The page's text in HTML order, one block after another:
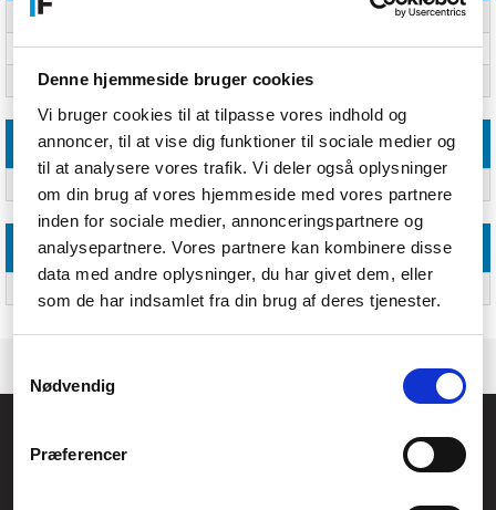
Denne hjemmeside bruger cookies
Vi bruger cookies til at tilpasse vores indhold og
annoncer, til at vise dig funktioner til sociale medier og
til at analysere vores trafik. Vi deler også oplysninger
om din brug af vores hjemmeside med vores partnere
inden for sociale medier, annonceringspartnere og
analysepartnere. Vores partnere kan kombinere disse
data med andre oplysninger, du har givet dem, eller
som de har indsamlet fra din brug af deres tjenester.
Nødvendig
Præferencer
Bredde
Dybde 845,7 mm
Højde 608,6 mm
Emballeringsdata
Tekniske detaljer
CVR.: 26208637